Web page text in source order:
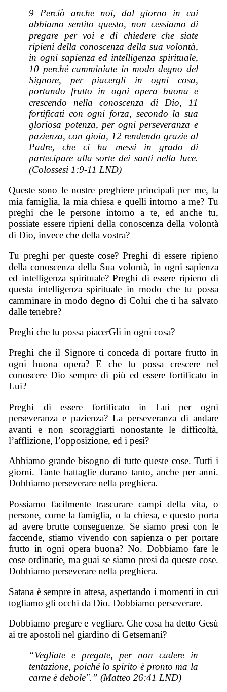
9 Perciò anche noi, dal giorno in cui
abbiamo sentitoquesto, non cessiamo di
pregare per voi e di chiedere che siate
ripieni della conoscenza della sua volontà,
in ogni sapienza ed intelligenza spirituale,
10 perché camminiate in modo degno del
Signore, per piacergli in ogni cosa,
portando frutto in ogni opera buona e
crescendo nella conoscenza di Dio, 11
fortificati con ogni forza, secondo la sua
gloriosa potenza, per ogni perseveranza e
pazienza, con gioia, 12 rendendo grazie al
Padre, che ci ha messi in grado di
partecipare alla sorte dei santi nella luce.
(Colossesi 1:9-11 LND)
Queste sono le nostre preghiere principali per me, la
mia famiglia, la mia chiesa e quelli intorno a me? Tu
preghi che le persone intorno a te, ed anche tu,
possiate essere ripieni della conoscenza della volontà
di Dio, invece che della vostra?
Tu preghi per queste cose? Preghi di essere ripieno
della conoscenza della Sua volontà, in ogni sapienza
ed intelligenza spirituale? Preghi di essere ripieno di
questa intelligenza spirituale in modo che tu possa
camminare in modo degno di Colui che ti ha salvato
dalle tenebre?
Preghi che tu possa piacerGli in ogni cosa?
Preghi che il Signore ti conceda di portare frutto in
ogni buona opera? E che tu possa crescere nel
conoscere Dio sempre di più ed essere fortificato in
Lui?
Preghi di essere fortificato in Lui per ogni
perseveranza e pazienza? La perseveranza di andare
avanti e non scoraggiarti nonostante le difficoltà,
l’afflizione, l’opposizione, ed i pesi?
Abbiamo grande bisogno di tutte queste cose. Tutti i
giorni. Tante battaglie durano tanto, anche per anni.
Dobbiamo perseverare nella preghiera.
Possiamo facilmente trascurare campi della vita, o
persone, come la famiglia, o la chiesa, e questo porta
ad avere brutte conseguenze. Se siamo presi con le
faccende, stiamo vivendo con sapienza o per portare
frutto in ogni opera buona? No. Dobbiamo fare le
cose ordinarie, ma guai se siamo presi da queste cose.
Dobbiamo perseverare nella preghiera.
Satana è sempre in attesa, aspettando i momenti in cui
togliamo gli occhi da Dio. Dobbiamo perseverare.
Dobbiamo pregare e vegliare. Che cosa ha detto Gesù
ai tre apostoli nel giardino di Getsemani?
“Vegliate e pregate, per non cadere in
tentazione, poiché lo spirito è pronto ma la
carne è debole".” (Matteo 26:41 LND)